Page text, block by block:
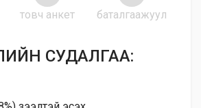
товч анкет баталгаажуул
СУДАЛГАА: